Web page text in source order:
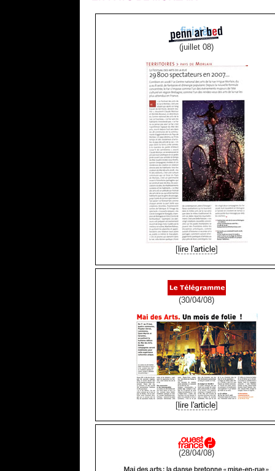
(juillet 08)
[lire l'article]
(30/04/08)
[lire l'article]
(28/04/08)